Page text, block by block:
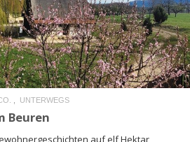
MORE
UNTERWEGS
Beuren
auf elf Hektar